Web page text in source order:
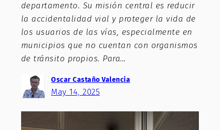
departamento. Su misión central es reducir
la accidentalidad vial y proteger la vida de
los usuarios de las vías, especialmente en
municipios que no cuentan con organismos
de tránsito propios. Para…
Oscar Castaño Valencia
May 14, 2025